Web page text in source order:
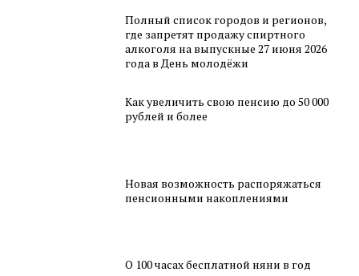
Полный список городов и регионов,
где запретят продажу спиртного
алкоголя на выпускные 27 июня 2026
года в День молодёжи
Как увеличить свою пенсию до 50 000
рублей и более
Новая возможность распоряжаться
пенсионными накоплениями
О 100 часах бесплатной няни в год